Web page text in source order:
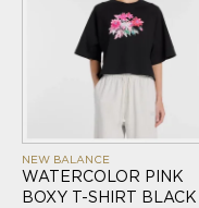
NEW BALANCE
WATERCOLOR PINK
BOXY T-SHIRT BLACK